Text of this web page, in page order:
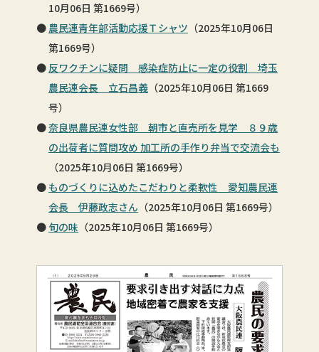
10月06日 第1669号）
農民連青年部活動応援Ｔシャツ （2025年10月06日
第1669号）
反ワクチンに疑問 感染症防止に一定の役割 埼玉
農民連会長 立石昌義 （2025年10月06日 第1669
号）
奈良県農民連女性部 朝市と直売所を見学 ８９歳
の出荷者に質問攻め 加工所の手作り弁当で交流会も
（2025年10月06日 第1669号）
ものづくりに込めたこだわりと柔軟性 愛知農民連
会長 伊藤政志さん （2025年10月06日 第1669号）
旬の味 （2025年10月06日 第1669号）